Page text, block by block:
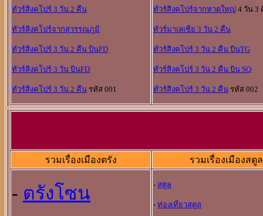
ทัวร์สิงคโปร์ 3 วัน 2 คืน
ทัวร์สิงคโปร์จากสุวรรณภูมิ
ทัวร์สิงคโปร์ 3 วัน 2 คืน บินFD
ทัวร์สิงคโปร์ 3 วัน บินFD
ทัวร์สิงคโปร์ 3 วัน 2 คืน รหัส 001
ทัวร์สิงคโปร์จากหาดใหญ่ 4 วัน 3
ทัวร์มาเลเซีย 3 วัน 2 คืน
ทัวร์สิงคโปร์ 3 วัน 2 คืน บินTG
ทัวร์สิงคโปร์ 3 วัน 2 คืน บิน SQ
ทัวร์สิงคโปร์ 3 วัน 2 คืน รหัส 002
รวมเรื่องเมืองตรัง รวมเรื่องเมืองสตูล
- ตรังโซน
- สตูล
- ท่องเที่ยวสตูล